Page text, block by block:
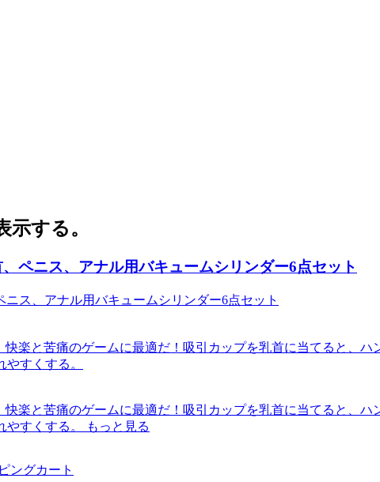
示する。
ペニス、アナル用バキュームシリンダー6点セット
楽と苦痛のゲームに最適だ！吸引カップを乳首に当てると、
すくする。
楽と苦痛のゲームに最適だ！吸引カップを乳首に当てると、
やすくする。
もっと見る
ングカート